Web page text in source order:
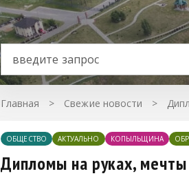
Главная > Свежие новости >
ОБЩЕСТВО АКТУАЛЬНО КОПЫЛЬЩИНА
Дипломы на руках,